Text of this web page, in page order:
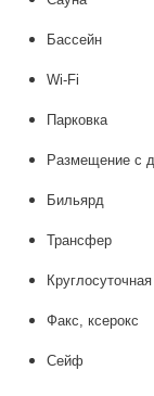
Бассейн
Wi-Fi
Парковка
Размещение с
Бильярд
Трансфер
Факс, ксерокс
Сейф